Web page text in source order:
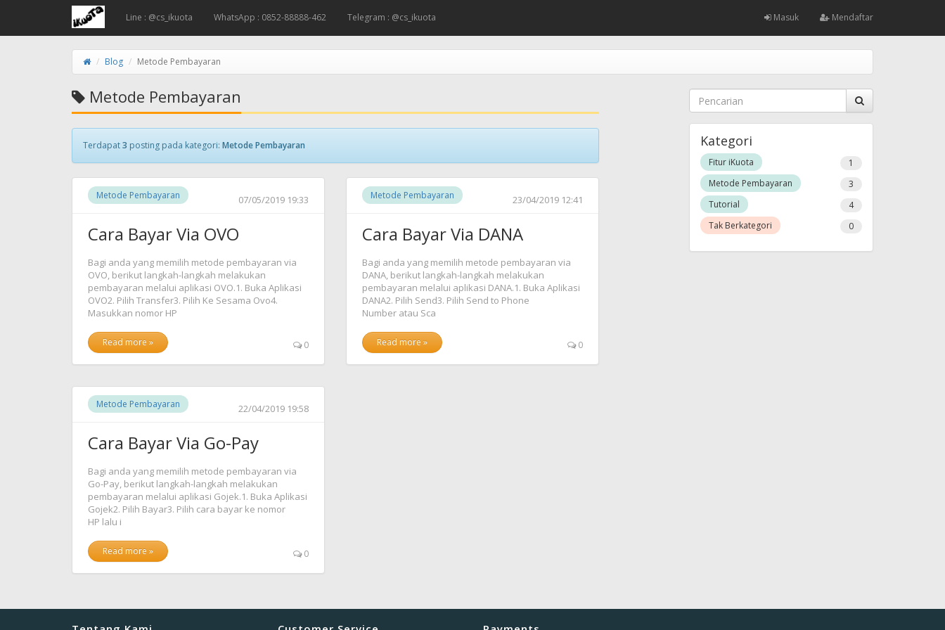
Line : @cs_ikuota WhatsApp : 0852-88888-462 Telegram : @cs_ikuota Masuk Mendaftar
Blog Metode Pembayaran
Metode Pembayaran
Terdapat3 posting pada kategori: Metode Pembayaran
Metode Pembayaran 07/05/2019 19:33
Cara Bayar Via OVO
Bagi anda yang memilih metode pembayaran via
OVO, berikut langkah-langkah melakukan
pembayaran melalui aplikasi OVO.1. Buka Aplikasi
OVO2. Pilih Transfer3. Pilih Ke Sesama Ovo4.
Masukkan nomor HP
Read more » 0
Metode Pembayaran 22/04/2019 19:58
Cara Bayar Via Go-Pay
Bagi anda yang memilih metode pembayaran via
Go-Pay, berikut langkah-langkah melakukan
pembayaran melalui aplikasi Gojek.1. Buka Aplikasi
Gojek2. Pilih Bayar3. Pilih cara bayar ke nomor
HP lalu i
Read more » 0
Metode Pembayaran 23/04/2019 12:41
Cara Bayar Via DANA
Bagi anda yang memilih metode pembayaran via
DANA, berikut langkah-langkah melakukan
pembayaran melalui aplikasi DANA.1. Buka Aplikasi
DANA2. Pilih Send3. Pilih Send to Phone
Number atau Sca
Read more » 0
Kategori
Fitur iKuota
1
Metode Pembayaran
3
Tutorial
4
Tak Berkategori
0